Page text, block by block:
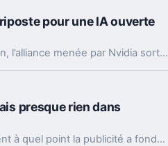
pour une IA ouverte
Une semaine après sa création, l’alliance menée par Nvidia sort déjà des propositions concrètes pour sécuriser l’IA ouverte. Et ce timing compte.
presque rien dans
Les nouveaux chiffres montrent à quel point la publicité a fondu sur X depuis 2022. Et même en légère hausse sur un trimestre, elle pèse peu dans l’ensemble.